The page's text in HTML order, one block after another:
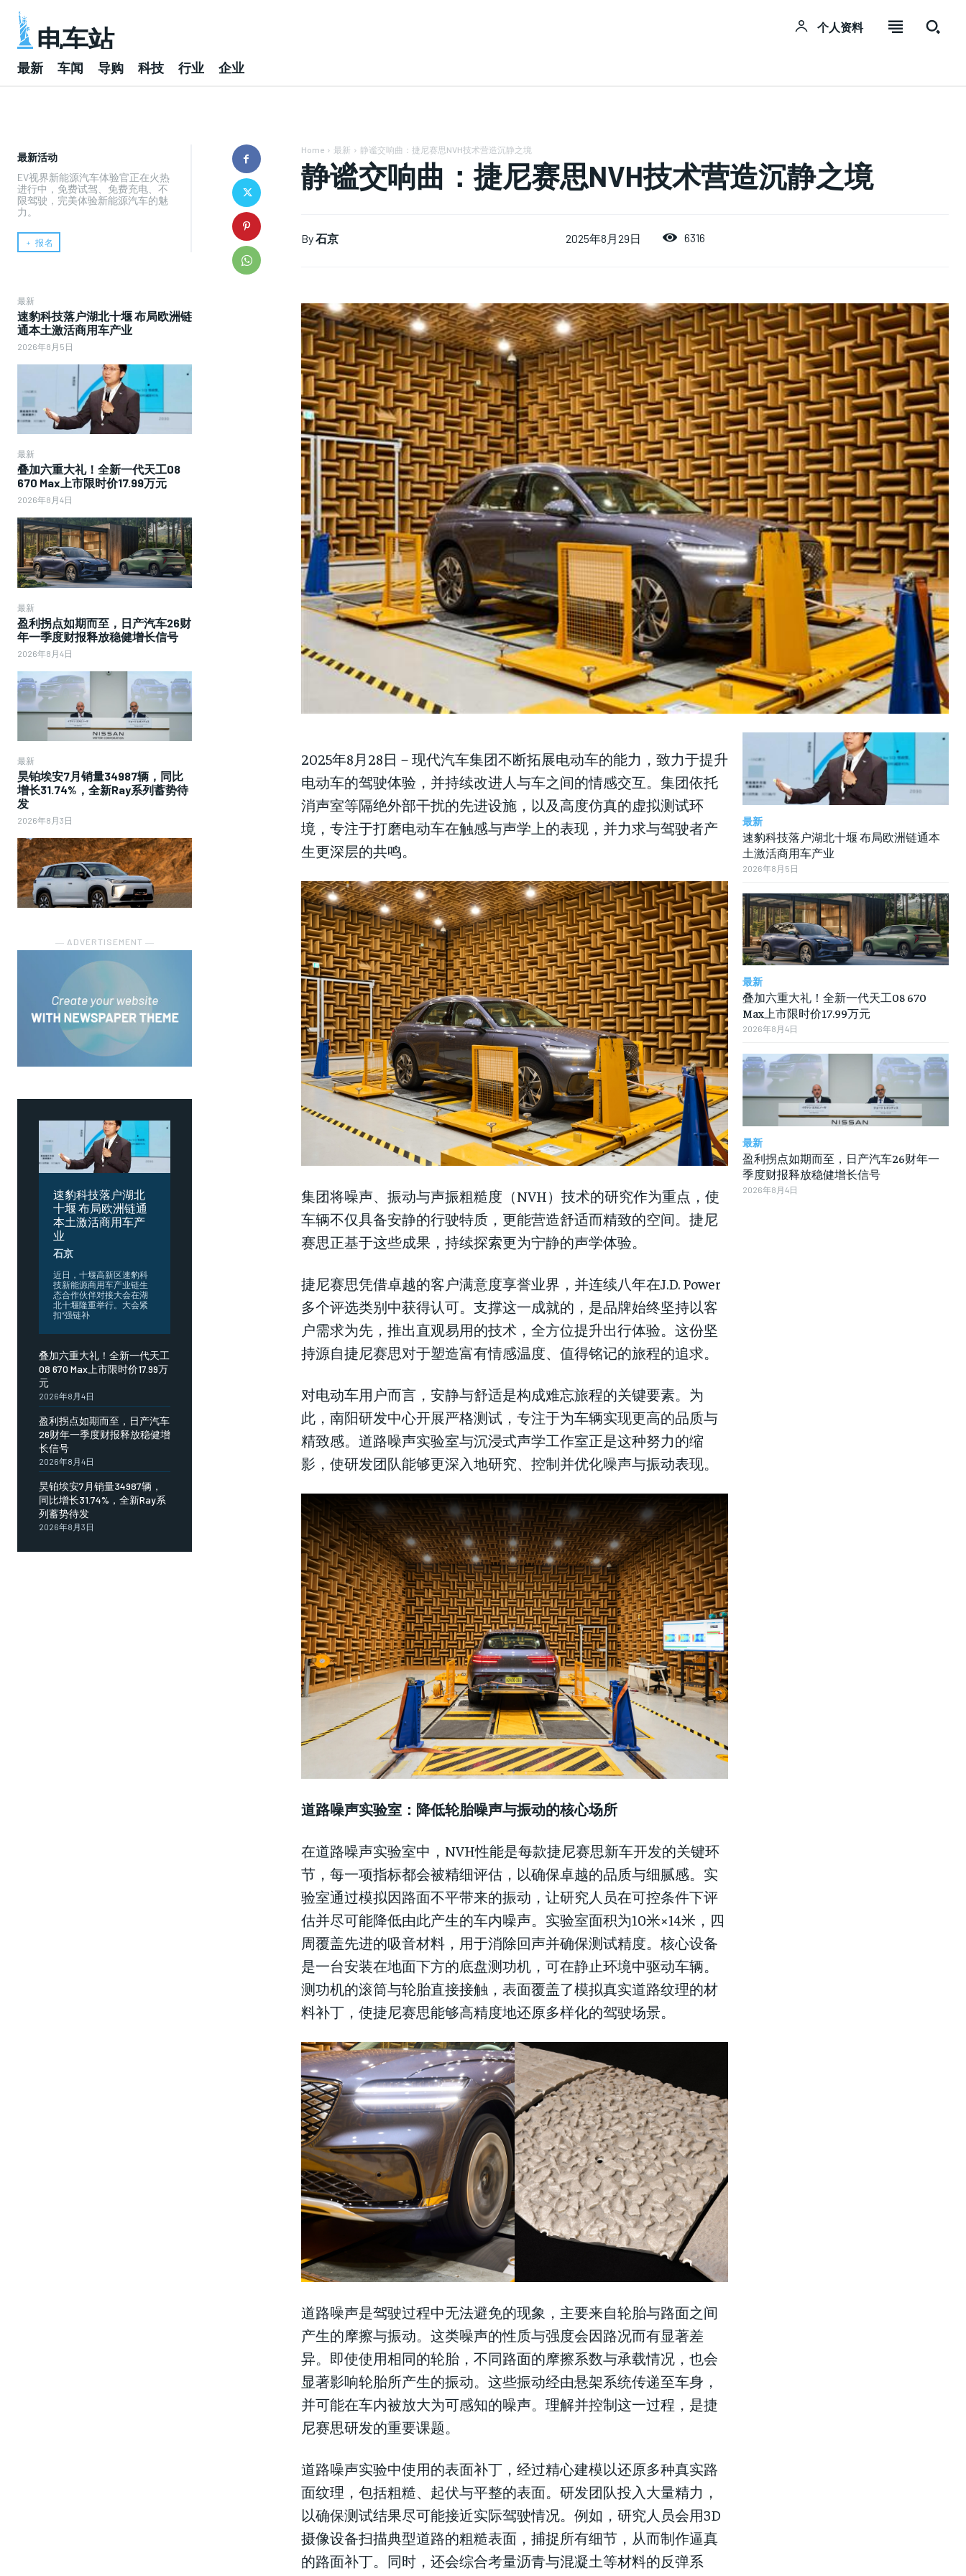
We have a curated list of the most noteworthy news
from all across the globe. With any subscription plan,
LIFESTYLE
We have a curated list of the most noteworthy news
from all across the globe. With any subscription plan,
LIFESTYLE
We have a curated list of the most noteworthy news
from all across the globe. With any subscription plan,
LIFESTYLE
电车站 个人资料
最新 车闻 导购 科技 行业 企业
最新活动
EV视界新能源汽车体验官正在火热
进行中，免费试驾、免费充电、不
限驾驶，完美体验新能源汽车的魅
力。
﹢ 报名
最新
速豹科技落户湖北十堰 布局欧洲链
通本土激活商用车产业
2026年8月5日
最新
叠加六重大礼！全新一代天工08
670 Max上市限时价17.99万元
2026年8月4日
最新
盈利拐点如期而至，日产汽车26财
年一季度财报释放稳健增长信号
2026年8月4日
最新
昊铂埃安7月销量34987辆，同比
增长31.74%，全新Ray系列蓄势待
发
2026年8月3日
― ADVERTISEMENT ―
速豹科技落户湖北
十堰 布局欧洲链通
本土激活商用车产
业
石京
​近日，十堰高新区速豹科
技新能源商用车产业链生
态合作伙伴对接大会在湖
北十堰隆重举行。大会紧
扣“强链补
叠加六重大礼！全新一代天工
08 670 Max上市限时价17.99万
元
2026年8月4日
盈利拐点如期而至，日产汽车
26财年一季度财报释放稳健增
长信号
2026年8月4日
昊铂埃安7月销量34987辆，
同比增长31.74%，全新Ray系
列蓄势待发
2026年8月3日
Home 最新 静谧交响曲：捷尼赛思NVH技术营造沉静之境
静谧交响曲：捷尼赛思NVH技术营造沉静之境
By石京 2025年8月29日 6316
2025年8月28日－现代汽车集团不断拓展电动车的能力，致力于提升
电动车的驾驶体验，并持续改进人与车之间的情感交互。集团依托
消声室等隔绝外部干扰的先进设施，以及高度仿真的虚拟测试环
境，专注于打磨电动车在触感与声学上的表现，并力求与驾驶者产
生更深层的共鸣。
集团将噪声、振动与声振粗糙度（NVH）技术的研究作为重点，使
车辆不仅具备安静的行驶特质，更能营造舒适而精致的空间。捷尼
赛思正基于这些成果，持续探索更为宁静的声学体验。
捷尼赛思凭借卓越的客户满意度享誉业界，并连续八年在J.D. Power
多个评选类别中获得认可。支撑这一成就的，是品牌始终坚持以客
户需求为先，推出直观易用的技术，全方位提升出行体验。这份坚
持源自捷尼赛思对于塑造富有情感温度、值得铭记的旅程的追求。
对电动车用户而言，安静与舒适是构成难忘旅程的关键要素。为
此，南阳研发中心开展严格测试，专注于为车辆实现更高的品质与
精致感。道路噪声实验室与沉浸式声学工作室正是这种努力的缩
影，使研发团队能够更深入地研究、控制并优化噪声与振动表现。
道路噪声实验室：降低轮胎噪声与振动的核心场所
在道路噪声实验室中，NVH性能是每款捷尼赛思新车开发的关键环
节，每一项指标都会被精细评估，以确保卓越的品质与细腻感。实
验室通过模拟因路面不平带来的振动，让研究人员在可控条件下评
估并尽可能降低由此产生的车内噪声。实验室面积为10米×14米，四
周覆盖先进的吸音材料，用于消除回声并确保测试精度。核心设备
是一台安装在地面下方的底盘测功机，可在静止环境中驱动车辆。
测功机的滚筒与轮胎直接接触，表面覆盖了模拟真实道路纹理的材
料补丁，使捷尼赛思能够高精度地还原多样化的驾驶场景。
道路噪声是驾驶过程中无法避免的现象，主要来自轮胎与路面之间
产生的摩擦与振动。这类噪声的性质与强度会因路况而有显著差
异。即使使用相同的轮胎，不同路面的摩擦系数与承载情况，也会
显著影响轮胎所产生的振动。这些振动经由悬架系统传递至车身，
并可能在车内被放大为可感知的噪声。理解并控制这一过程，是捷
尼赛思研发的重要课题。
道路噪声实验中使用的表面补丁，经过精心建模以还原多种真实路
面纹理，包括粗糙、起伏与平整的表面。研发团队投入大量精力，
以确保测试结果尽可能接近实际驾驶情况。例如，研究人员会用3D
摄像设备扫描典型道路的粗糙表面，捕捉所有细节，从而制作逼真
的路面补丁。同时，还会综合考量沥青与混凝土等材料的反弹系
最新
速豹科技落户湖北十堰 布局欧洲链通本
土激活商用车产业
2026年8月5日
最新
叠加六重大礼！全新一代天工08 670
Max上市限时价17.99万元
2026年8月4日
最新
盈利拐点如期而至，日产汽车26财年一
季度财报释放稳健增长信号
2026年8月4日